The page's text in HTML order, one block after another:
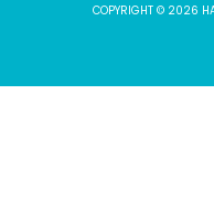
COPYRIGHT © 2026